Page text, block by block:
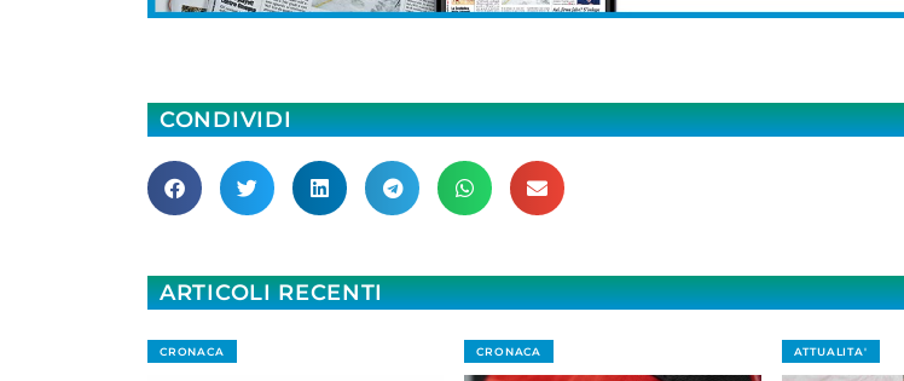
CONDIVIDI
ARTICOLI RECENTI
CRONACA CRONACA ATTUALITA'